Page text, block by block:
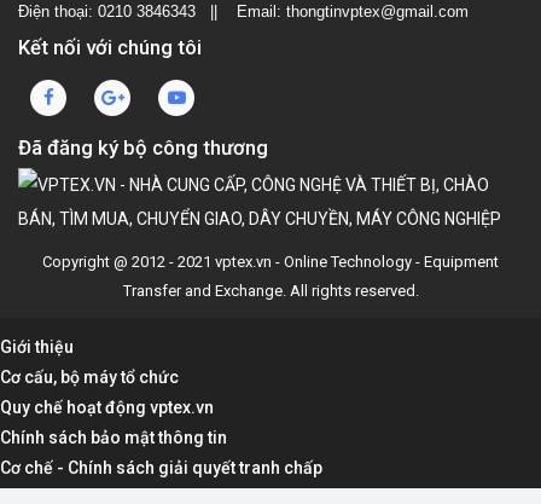
Điện thoại: 0210 3846343 || Email: thongtinvptex@gmail.com
Kết nối với chúng tôi
Đã đăng ký bộ công thương
Copyright @ 2012 - 2021 vptex.vn - Online Technology - Equipment
Transfer and Exchange. All rights reserved.
Giới thiệu
Cơ cấu, bộ máy tổ chức
Quy chế hoạt động vptex.vn
Chính sách bảo mật thông tin
Cơ chế - Chính sách giải quyết tranh chấp